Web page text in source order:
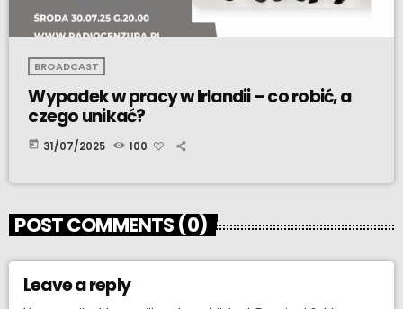
BROADCAST
Wypadek w pracy w Irlandii – co robić, a
czego unikać?
today 31/07/2025 100
POST COMMENTS (0)
Leave a reply